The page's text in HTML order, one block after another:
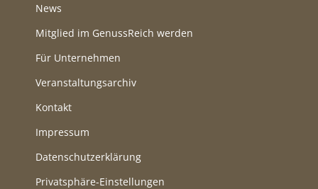
News
Mitglied im GenussReich werden
Für Unternehmen
Veranstaltungsarchiv
Kontakt
Impressum
Datenschutzerklärung
Privatsphäre-Einstellungen